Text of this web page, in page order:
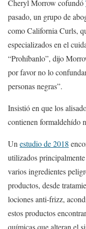
Cheryl Morrow cofundó
pasado, un grupo de
como California Curls,
especializados en el
“Prohíbanlo”, dijo
por favor no lo
personas negras”.
Insistió en que los
contienen formaldehído
Unestudio de 2018
utilizados
varios ingredientes
productos, desde
lociones anti-frizz,
estos productos